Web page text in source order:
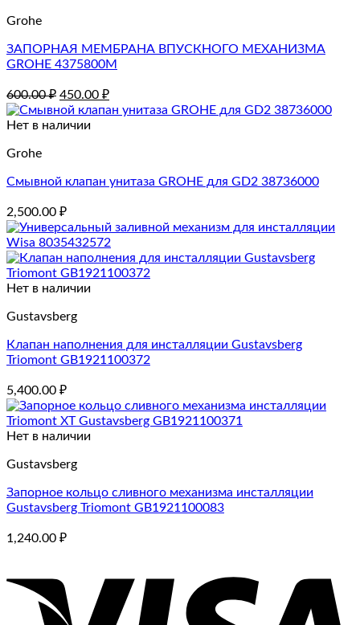
Grohe
ЗАПОРНАЯ МЕМБРАНА ВПУСКНОГО МЕХАНИЗМА
GROHE 4375800M
600.00₽ Первоначальная
цена
составляла
450.00 ₽Текущая
цена:
Нет в наличии
Grohe
Смывной клапан унитаза GROHE для GD2 38736000
2,500.00 ₽
Нет в наличии
Gustavsberg
Клапан наполнения для инсталляции Gustavsberg
Triomont GB1921100372
5,400.00 ₽
Нет в наличии
Gustavsberg
Запорное кольцо сливного механизма инсталляции
Gustavsberg Triomont GB1921100083
1,240.00 ₽